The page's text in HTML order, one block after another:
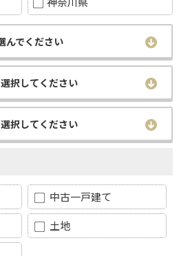
んでください
択してください
択してください
中古一戸建て
土地